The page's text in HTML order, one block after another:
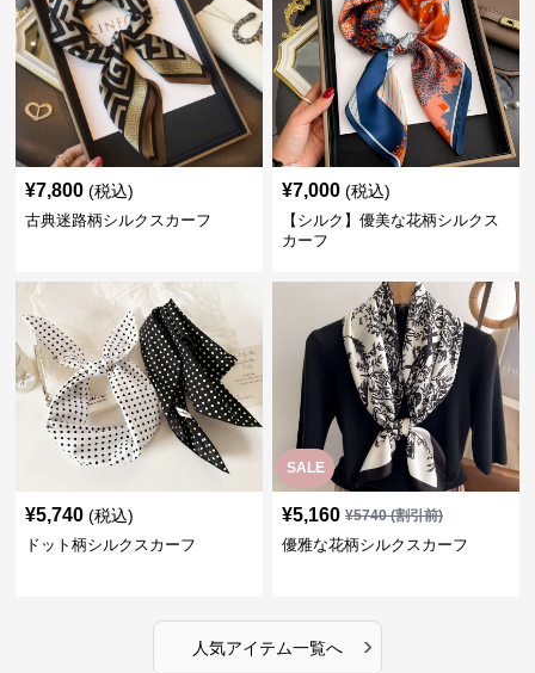
¥7,800 (税込)
古典迷路柄シルクスカーフ
¥7,000 (税込)
【シルク】優美な花柄シルクス
カーフ
¥5,740 (税込)
ドット柄シルクスカーフ
SALE
¥5,160 ¥5740(割引前)
優雅な花柄シルクスカーフ
人気アイテム一覧へ ›